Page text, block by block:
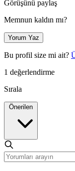
Görüşünü paylaş
Memnun kaldın mı?
Yorum Yaz
Bu profil size mi ait?
1 değerlendirme
Sırala